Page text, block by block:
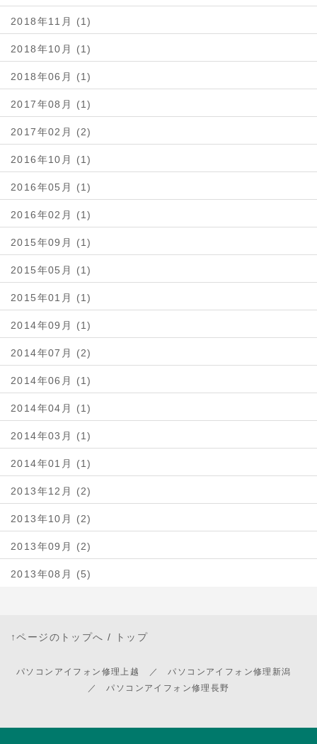
2018年11月 (1)
2018年10月 (1)
2018年06月 (1)
2017年08月 (1)
2017年02月 (2)
2016年10月 (1)
2016年05月 (1)
2016年02月 (1)
2015年09月 (1)
2015年05月 (1)
2015年01月 (1)
2014年09月 (1)
2014年07月 (2)
2014年06月 (1)
2014年04月 (1)
2014年03月 (1)
2014年01月 (1)
2013年12月 (2)
2013年10月 (2)
2013年09月 (2)
2013年08月 (5)
↑ページのトップへ / トップ
パソコンアイフォン修理上越 ／ パソコンアイフォン修理新潟
／ パソコンアイフォン修理長野